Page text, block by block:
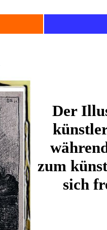
Der
zum
sich